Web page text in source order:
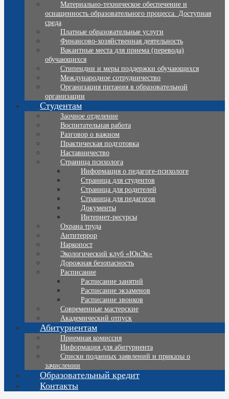
Материально-техническое обеспечение и
оснащенность образовательного процесса. Доступная
среда
Платные образовательные услуги
Финансово-хозяйственная деятельность
Вакантные места для приема (перевода)
обучающихся
Стипендии и меры поддержки обучающихся
Международное сотрудничество
Организация питания в образовательной
организации
Студентам
Заочное отделение
Воспитательная работа
Разговор о важном
Практическая подготовка
Наставничество
Страница психолога
Информация о педагоге-психологе
Страница для студентов
Страница для родителей
Страница для педагогов
Документы
Интернет-ресурсы
Охрана труда
Антитеррор
Наркопост
Экологический клуб «ЮнЭк»
Дорожная безопасность
Расписание
Расписание занятий
Расписание экзаменов
Расписание звонков
Современные мастерские
Академический отпуск
Абитуриентам
Приемная комиссия
Информация для абитуриента
Списки поданных заявлений и приказы о
зачислении
Образовательный кредит
Контакты